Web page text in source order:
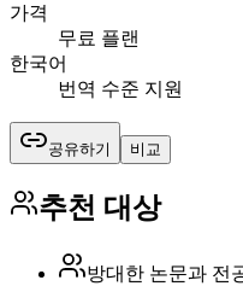
가격
무료 플랜
한국어
번역 수준 지원
공유하기 비교
추천 대상
방대한 논문과 전